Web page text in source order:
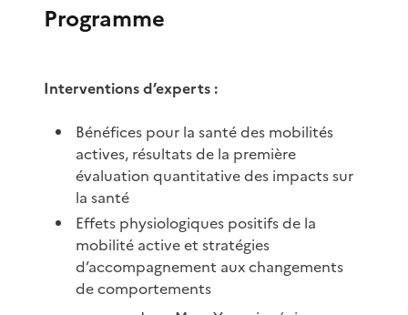
Programme
Interventions d’experts :
Bénéfices pour la santé des mobilités
actives, résultats de la première
évaluation quantitative des impacts sur
la santé
Effets physiologiques positifs de la
mobilité active et stratégies
d’accompagnement aux changements
de comportements